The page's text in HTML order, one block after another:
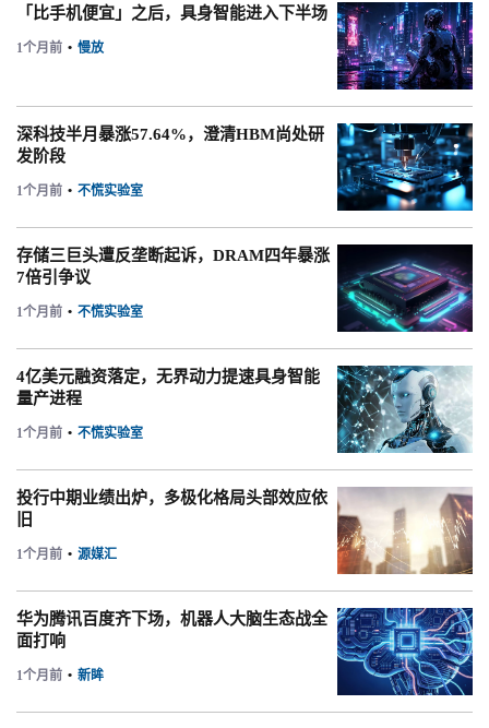
「比手机便宜」之后，具身智能进入下半场
1个月前 • 慢放
深科技半月暴涨57.64%，澄清HBM尚处研
发阶段
1个月前 • 不慌实验室
存储三巨头遭反垄断起诉，DRAM四年暴涨
7倍引争议
1个月前 • 不慌实验室
4亿美元融资落定，无界动力提速具身智能
量产进程
1个月前 • 不慌实验室
投行中期业绩出炉，多极化格局头部效应依
旧
1个月前 • 源媒汇
华为腾讯百度齐下场，机器人大脑生态战全
面打响
1个月前 • 新眸